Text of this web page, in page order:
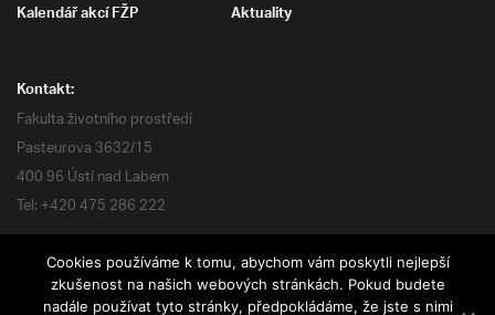
Kalendář akcí FŽP Aktuality
Kontakt:
Fakulta životního prostředí
Pasteurova 3632/15
400 96 Ústí nad Labem
Tel: +420 475 286 222
Cookies používáme k tomu, abychom vám poskytli nejlepší
zkušenost na našich webových stránkách. Pokud budete
nadále používat tyto stránky, předpokládáme, že jste s nimi